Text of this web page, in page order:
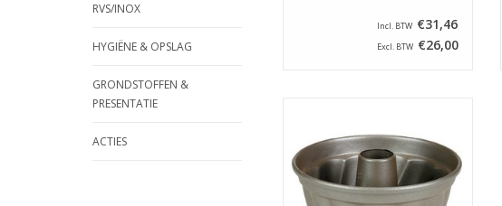
RVS/INOX
HYGIËNE & OPSLAG
GRONDSTOFFEN &
PRESENTATIE
ACTIES
Incl. BTW €31,46
Excl. BTW €26,00
een diameter van 16 cm. U hoeft
de tulbandvorm in principe niet
in te vetten. Maar wij adviseren
dat de eerste keer, en daarna zo